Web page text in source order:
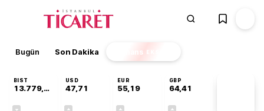
Bugün Son Dakika Finans EKSTRA
BIST
13.779,39
USD
47,71
EUR
55,19
GBP
64,41